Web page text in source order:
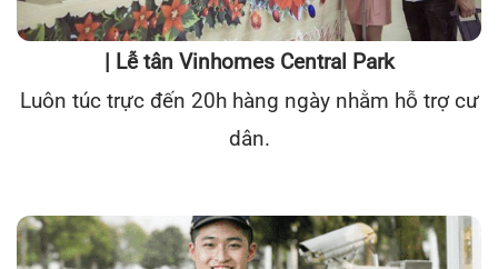
| Lễ tân Vinhomes Central Park
Luôn túc trực đến 20h hàng ngày nhằm hỗ trợ cư
dân.